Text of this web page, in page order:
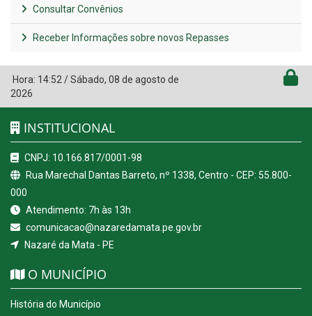
Consultar Convênios
Receber Informações sobre novos Repasses
Hora: 14:52 /Sábado, 08 de agosto de
2026
INSTITUCIONAL
CNPJ: 10.166.817/0001-98
Rua Marechal Dantas Barreto, nº 1338, Centro - CEP: 55.800-
000
Atendimento: 7h às 13h
comunicacao@nazaredamata.pe.gov.br
Nazaré da Mata - PE
O MUNICÍPIO
História do Município